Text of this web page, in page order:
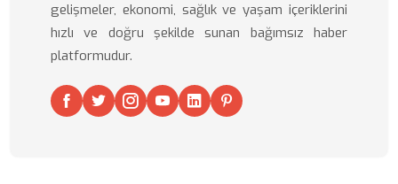
gelişmeler, ekonomi, sağlık ve yaşam içeriklerini
hızlı ve doğru şekilde sunan bağımsız haber
platformudur.